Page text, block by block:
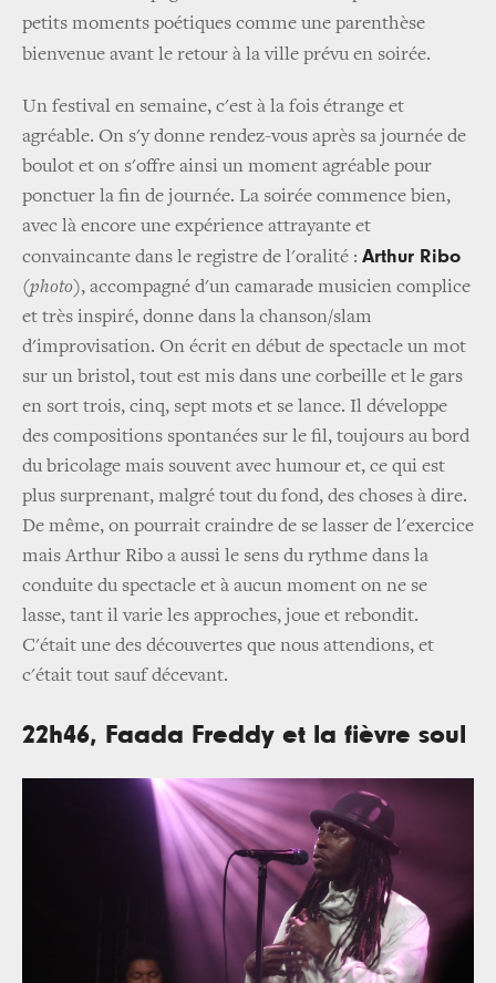
petits moments poétiques comme une parenthèse
bienvenue avant le retour à la ville prévu en soirée.
Un festival en semaine, c'est à la fois étrange et
agréable. On s'y donne rendez­-vous après sa journée de
boulot et on s'offre ainsi un moment agréable pour
ponctuer la fin de journée. La soirée commence bien,
avec là encore une expérience attrayante et
convaincante dans le registre de l'oralité : Arthur Ribo
(photo), accompagné d'un camarade musicien complice
et très inspiré, donne dans la chanson/slam
d'improvisation. On écrit en début de spectacle un mot
sur un bristol, tout est mis dans une corbeille et le gars
en sort trois, cinq, sept mots et se lance. Il développe
des compositions spontanées sur le fil, toujours au bord
du bricolage mais souvent avec humour et, ce qui est
plus surprenant, malgré tout du fond, des choses à dire.
De même, on pourrait craindre de se lasser de l'exercice
mais Arthur Ribo a aussi le sens du rythme dans la
conduite du spectacle et à aucun moment on ne se
lasse, tant il varie les approches, joue et rebondit.
C'était une des découvertes que nous attendions, et
c'était tout sauf décevant.
22h46, Faada Freddy et la fièvre soul